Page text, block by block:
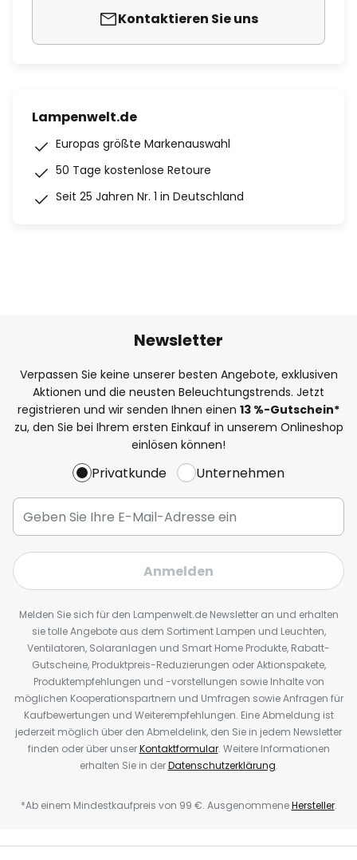
Kontaktieren Sie uns
Lampenwelt.de
Europas größte Markenauswahl
50 Tage kostenlose Retoure
Seit 25 Jahren Nr. 1 in Deutschland
Newsletter
Verpassen Sie keine unserer besten Angebote, exklusiven
Aktionen und die neusten Beleuchtungstrends. Jetzt
registrieren und wir senden Ihnen einen 13 %-Gutschein*
zu, den Sie bei Ihrem ersten Einkauf in unserem Onlineshop
einlösen können!
Privatkunde Unternehmen
Anmelden
Melden Sie sich für den Lampenwelt.de Newsletter an und erhalten
sie tolle Angebote aus dem Sortiment Lampen und Leuchten,
Ventilatoren, Solaranlagen und Smart Home Produkte, Rabatt-
Gutscheine, Produktpreis-Reduzierungen oder Aktionspakete,
Produktempfehlungen und -vorstellungen sowie Inhalte von
möglichen Kooperationspartnern und Umfragen sowie Anfragen für
Kaufbewertungen und Weiterempfehlungen. Eine Abmeldung ist
jederzeit möglich über den Abmeldelink, den Sie in jedem Newsletter
finden oder über unserKontaktformular. Weitere Informationen
erhalten Sie in derDatenschutzerklärung.
*Ab einem Mindestkaufpreis von 99 €. AusgenommeneHersteller.